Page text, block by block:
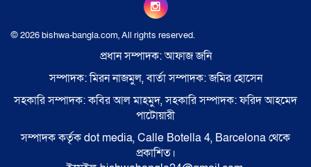
© 2026 bishwa-bangla.com, All rights reserved.
প্রধান সম্পাদক: আফাজ জনি
সম্পাদক: মিরন নাজমুল, বার্তা সম্পাদক: জমির হোসেন
সহকারি সম্পাদক: কবির আল মাহমুদ, সহকারি সম্পাদক: ফরিদ আহমেদ
পাটোয়ারী
সম্পাদক কর্তৃক dot media, Calle Botella 4, Barcelona থেকে
প্রকাশিত।